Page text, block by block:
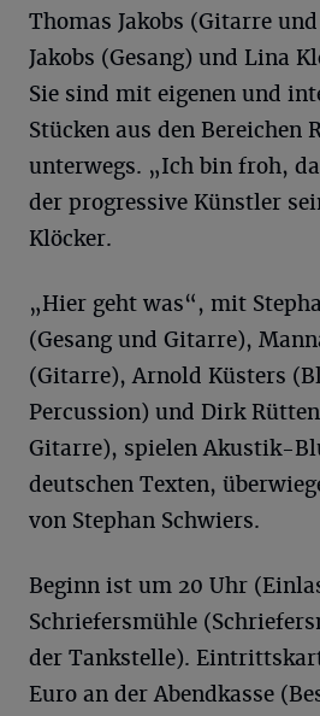
Thomas Jakobs (Gitarre
Jakobs (Gesang) und Lina
Sie sind mit eigenen und
Stücken aus den Bereichen
unterwegs. „Ich bin froh,
der progressive Künstler
Klöcker.
„Hier geht was“, mit
(Gesang und Gitarre),
(Gitarre), Arnold Küsters
Percussion) und Dirk
Gitarre), spielen Akustik-
deutschen Texten,
von Stephan Schwiers.
Beginn ist um 20 Uhr
Schriefersmühle
der Tankstelle).
Euro an der Abendkasse